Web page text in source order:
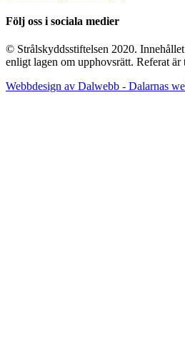
Följ oss i sociala medier
© Strålskyddsstiftelsen 2020.
enligt lagen om upphovsrätt. Referat
Webbdesign av Dalwebb - Dalarnas